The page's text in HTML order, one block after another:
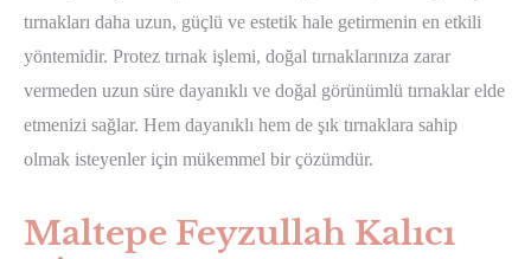
tırnakları daha uzun, güçlü ve estetik hale getirmenin en etkili
yöntemidir. Protez tırnak işlemi, doğal tırnaklarınıza zarar
vermeden uzun süre dayanıklı ve doğal görünümlü tırnaklar elde
etmenizi sağlar. Hem dayanıklı hem de şık tırnaklara sahip
olmak isteyenler için mükemmel bir çözümdür.
Maltepe Feyzullah Kalıcı